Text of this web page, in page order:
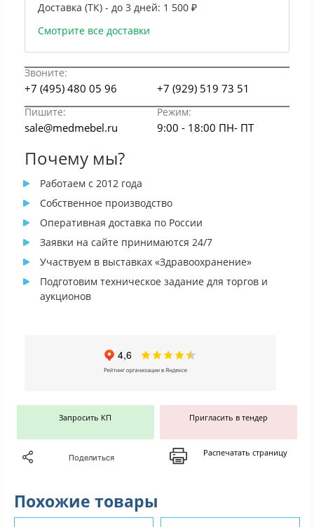
Доставка (ТК) - до 3 дней: 1 500 ₽
Смотрите все доставки
Звоните:
+7 (495) 480 05 96 +7 (929) 519 73 51
Пишите: Режим:
sale@medmebel.ru 9:00 - 18:00 ПН- ПТ
Почему мы?
Работаем с 2012 года
Собственное производство
Оперативная доставка по России
Заявки на сайте принимаются 24/7
Участвуем в выставках «Здравоохранение»
Подготовим техническое задание для торгов и
аукционов
Запросить КП Пригласить в тендер
Поделиться Распечатать страницу
Похожие товары